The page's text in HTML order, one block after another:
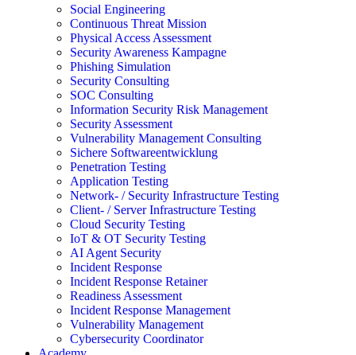
Social Engineering
Continuous Threat Mission
Physical Access Assessment
Security Awareness Kampagne
Phishing Simulation
Security Consulting
SOC Consulting
Information Security Risk Management
Security Assessment
Vulnerability Management Consulting
Sichere Softwareentwicklung
Penetration Testing
Application Testing
Network- / Security Infrastructure Testing
Client- / Server Infrastructure Testing
Cloud Security Testing
IoT & OT Security Testing
AI Agent Security
Incident Response
Incident Response Retainer
Readiness Assessment
Incident Response Management
Vulnerability Management
Cybersecurity Coordinator